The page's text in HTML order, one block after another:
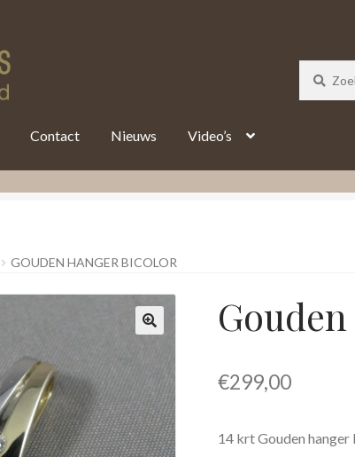
Contact Nieuws Video’s
GOUDEN HANGER BICOLOR
€299,00
14 krt Gouden